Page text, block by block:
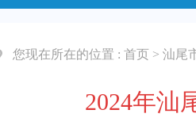
您现在所在的位置 : 首页 > 汕尾
2024年汕